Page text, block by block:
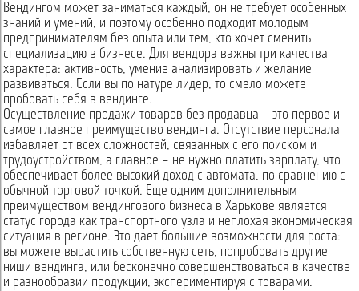
Вендингом может заниматься каждый, он не требует особенных
знаний и умений, и поэтому особенно подходит молодым
предпринимателям без опыта или тем, кто хочет сменить
специализацию в бизнесе. Для вендора важны три качества
характера: активность, умение анализировать и желание
развиваться. Если вы по натуре лидер, то смело можете
пробовать себя в вендинге.
Осуществление продажи товаров без продавца – это первое и
самое главное преимущество вендинга. Отсутствие персонала
избавляет от всех сложностей, связанных с его поиском и
трудоустройством, а главное – не нужно платить зарплату, что
обеспечивает более высокий доход с автомата, по сравнению с
обычной торговой точкой. Еще одним дополнительным
преимуществом вендингового бизнеса в Харькове является
статус города как транспортного узла и неплохая экономическая
ситуация в регионе. Это дает большие возможности для роста:
вы можете вырастить собственную сеть, попробовать другие
ниши вендинга, или бесконечно совершенствоваться в качестве
и разнообразии продукции, экспериментируя с товарами.